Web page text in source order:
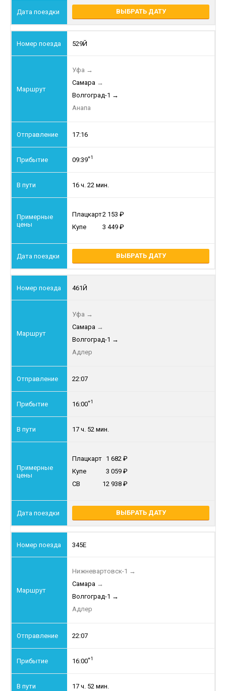
ВЫБРАТЬ ДАТУ
529Й
Уфа →
Самара →
Волгоград-1 →
Анапа
17:16
09:39+1
16 ч. 22 мин.
Плацкарт2 153
Купе
3 449
ВЫБРАТЬ ДАТУ
461Й
Уфа →
Самара →
Волгоград-1 →
Адлер
22:07
16:00+1
17 ч. 52 мин.
Плацкарт 1 682
Купе
3 059
СВ
12 938
ВЫБРАТЬ ДАТУ
345Е
Нижневартовск-1 →
Самара →
Волгоград-1 →
Адлер
22:07
16:00+1
17 ч. 52 мин.